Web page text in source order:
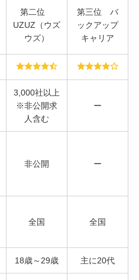
第二位
UZUZ（ウズ
ウズ）
第三位 バ
ックアップ
キャリア
3,000社以上
※非公開求
人含む
ー
非公開 ー
全国 全国
18歳～29歳 主に20代